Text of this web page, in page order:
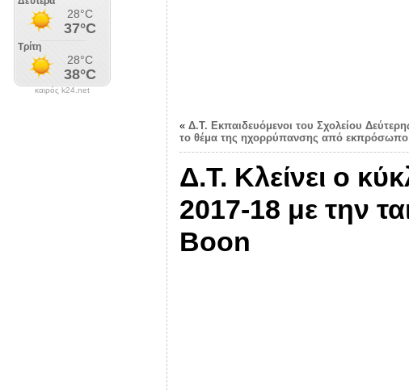
καιρός k24.net
« Δ.Τ. Εκπαιδευόμενοι του Σχολείου
το θέμα της ηχορρύπανσης από εκπρόσωπο
Δ.Τ. Κλείνει ο
2017-18 με την
Boon